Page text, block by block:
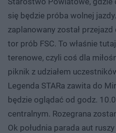
się będzie próba wolnej
zaplanowany został
tor prób FSC. To właśnie
terenowe, czyli coś dla
piknik z udziałem
Legenda STARa zawita do
będzie oglądać od godz.
centralnym. Rozegrana
Ok południa parada aut